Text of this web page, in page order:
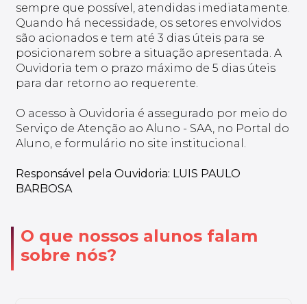
sempre que possível, atendidas imediatamente.
Quando há necessidade, os setores envolvidos
são acionados e tem até 3 dias úteis para se
posicionarem sobre a situação apresentada. A
Ouvidoria tem o prazo máximo de 5 dias úteis
para dar retorno ao requerente.
O acesso à Ouvidoria é assegurado por meio do
Serviço de Atenção ao Aluno - SAA, no Portal do
Aluno, e formulário no site institucional.
Responsável pela Ouvidoria: LUIS PAULO
BARBOSA
O que nossos alunos falam
sobre nós?